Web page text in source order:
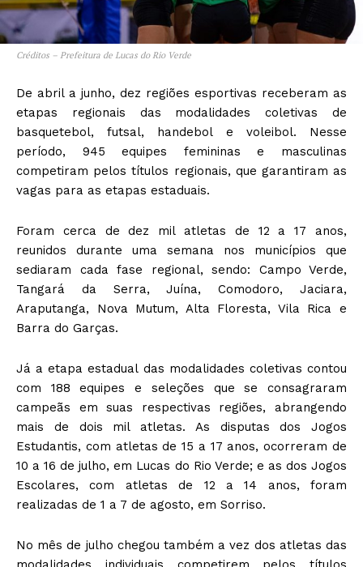
Créditos – Prefeitura de Lucas do Rio Verde
De abril a junho, dez regiões esportivas receberam as
etapas regionais das modalidades coletivas de
basquetebol, futsal, handebol e voleibol. Nesse
período, 945 equipes femininas e masculinas
competiram pelos títulos regionais, que garantiram as
vagas para as etapas estaduais.
Foram cerca de dez mil atletas de 12 a 17 anos,
reunidos durante uma semana nos municípios que
sediaram cada fase regional, sendo: Campo Verde,
Tangará da Serra, Juína, Comodoro, Jaciara,
Araputanga, Nova Mutum, Alta Floresta, Vila Rica e
Barra do Garças.
Já a etapa estadual das modalidades coletivas contou
com 188 equipes e seleções que se consagraram
campeãs em suas respectivas regiões, abrangendo
mais de dois mil atletas. As disputas dos Jogos
Estudantis, com atletas de 15 a 17 anos, ocorreram de
10 a 16 de julho, em Lucas do Rio Verde; e as dos Jogos
Escolares, com atletas de 12 a 14 anos, foram
realizadas de 1 a 7 de agosto, em Sorriso.
No mês de julho chegou também a vez dos atletas das